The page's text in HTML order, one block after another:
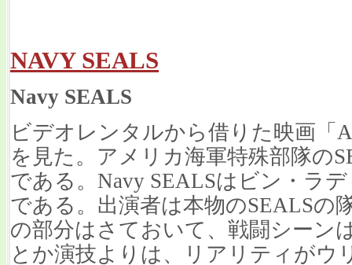
NAVY SEALS
Navy SEALS
ビデオレンタルから借りた映画「
を見た。アメリカ海軍特殊部隊の
である。Navy SEALSはビン・ラ
である。出演者は本物のSEALSの
の部分はさておいて、戦闘シーン
とか演技よりは、リアリティがウ